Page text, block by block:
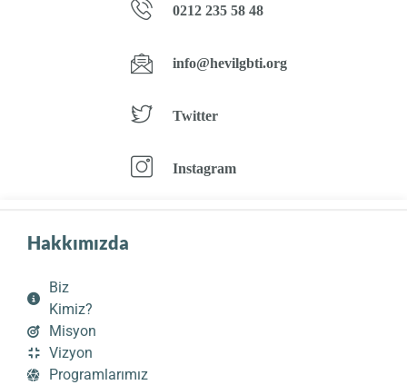
0212 235 58 48
info@hevilgbti.org
Twitter
Instagram
Hakkımızda
Biz
Kimiz?
Misyon
Vizyon
Programlarımız